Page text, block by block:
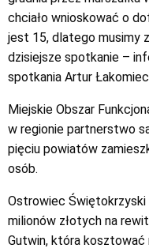
chciało wnioskować o
jest 15, dlatego musimy
dzisiejsze spotkanie –
spotkania Artur
Miejskie Obszar
w regionie partnerstwo
pięciu powiatów
osób.
Ostrowiec Świętokrzyski
milionów złotych na
Gutwin, która kosztować